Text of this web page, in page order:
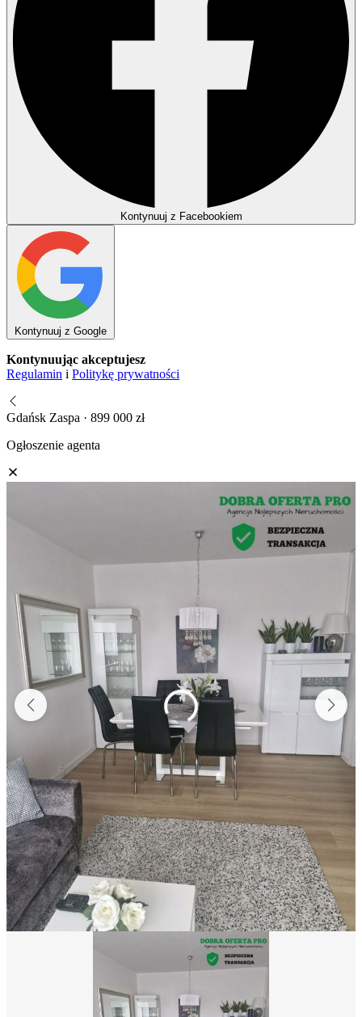
Kontynuuj z Facebookiem
Kontynuuj z Google
Kontynuując akceptujesz
Regulamin i Politykę prywatności
Gdańsk Zaspa · 899 000 zł
Ogłoszenie agenta